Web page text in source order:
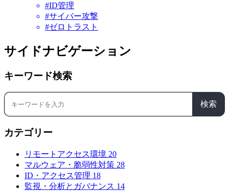
#ID管理
#サイバー攻撃
#ゼロトラスト
サイドナビゲーション
キーワード検索
検索
カテゴリー
リモートアクセス環境 20
マルウェア・脆弱性対策 28
ID・アクセス管理 18
監視・分析とガバナンス 14